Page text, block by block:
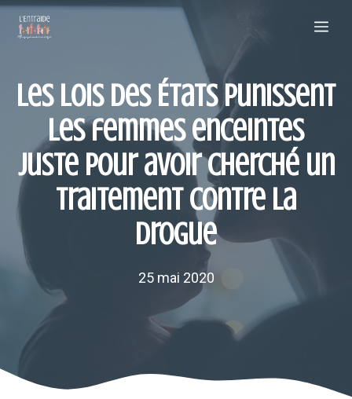
Aller
Les lois des États punissent
les femmes enceintes
juste pour avoir cherché un
traitement contre la
drogue
25 mai 2020